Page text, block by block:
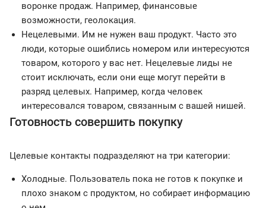
воронке продаж. Например, финансовые
возможности, геолокация.
Нецелевыми. Им не нужен ваш продукт. Часто это
люди, которые ошиблись номером или интересуются
товаром, которого у вас нет. Нецелевые лиды не
стоит исключать, если они еще могут перейти в
разряд целевых. Например, когда человек
интересовался товаром, связанным с вашей нишей.
Готовность совершить покупку
Целевые контакты подразделяют на три категории:
Холодные. Пользователь пока не готов к покупке и
плохо знаком с продуктом, но собирает информацию